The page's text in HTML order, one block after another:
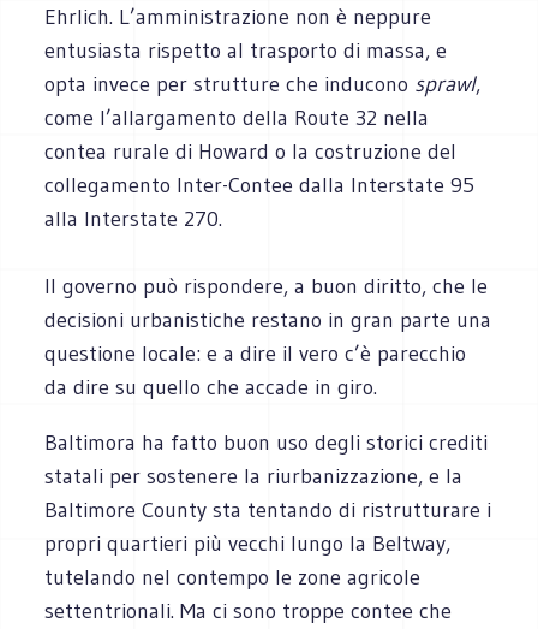
Ehrlich. L’amministrazione non è neppure
entusiasta rispetto al trasporto di massa, e
opta invece per strutture che inducono sprawl,
come l’allargamento della Route 32 nella
contea rurale di Howard o la costruzione del
collegamento Inter-Contee dalla Interstate 95
alla Interstate 270.
Il governo può rispondere, a buon diritto, che le
decisioni urbanistiche restano in gran parte una
questione locale: e a dire il vero c’è parecchio
da dire su quello che accade in giro.
Baltimora ha fatto buon uso degli storici crediti
statali per sostenere la riurbanizzazione, e la
Baltimore County sta tentando di ristrutturare i
propri quartieri più vecchi lungo la Beltway,
tutelando nel contempo le zone agricole
settentrionali. Ma ci sono troppe contee che